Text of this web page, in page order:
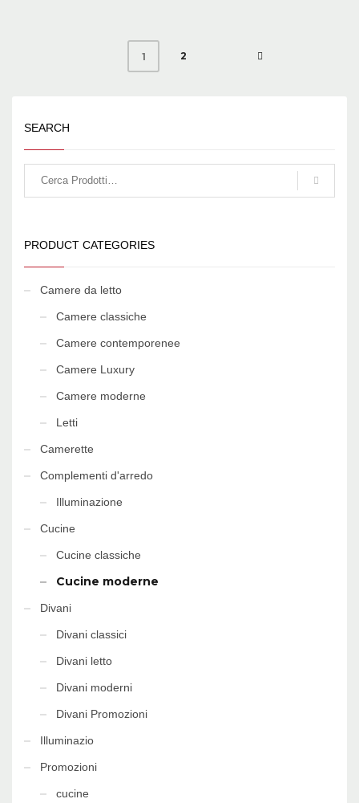
1 2
SEARCH
PRODUCT CATEGORIES
Camere da letto
Camere classiche
Camere contemporenee
Camere Luxury
Camere moderne
Letti
Camerette
Complementi d'arredo
Illuminazione
Cucine
Cucine classiche
Cucine moderne
Divani
Divani classici
Divani letto
Divani moderni
Divani Promozioni
Illuminazio
Promozioni
cucine